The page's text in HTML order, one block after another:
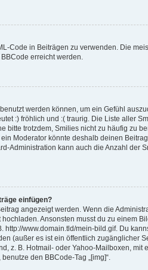
Code in Beiträgen zu verwenden. Die
erreicht werden.
werden können, um ein Gefühl
:) fröhlich und :( traurig. Die Liste aller
bitte trotzdem, Smilies nicht zu häufig zu
Moderator könnte deshalb deinen
Administration kann auch die Anzahl der
einfügen?
angezeigt werden. Wenn die
Ansonsten musst du zu einem
http://www.domain.tld/mein-bild.gif. Du
(außer es ist ein öffentlich zugänglicher
z. B. Hotmail- oder Yahoo-Mailboxen, mit
den BBCode-Tag „[img]“.